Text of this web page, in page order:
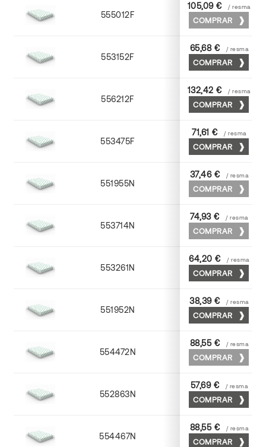
555012F 72 x 102
105,09 € / resma
COMPRAR
553152F 52 x 70
65,68 € / resma
COMPRAR
556212F 72 x 102
132,42 € / resma
COMPRAR
553475F 75 x 53
71,61 € / resma
COMPRAR
551955N 52 x 70
37,46 € / resma
COMPRAR
553714N 72 x 102
74,93 € / resma
COMPRAR
553261N 63 x 88
64,20 € / resma
COMPRAR
551952N 52 x 70
38,39 € / resma
COMPRAR
554472N 70 x 100
88,55 € / resma
COMPRAR
552863N 63 x 88
57,69 € / resma
COMPRAR
554467N 65 x 90
88,55 € / resma
COMPRAR